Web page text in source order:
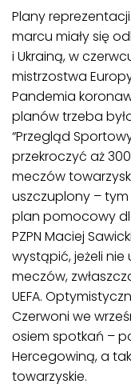
Plany
marcu miały się
i Ukrainą, w
mistrzostwa
Pandemia
planów trzeba
“Przegląd
przekroczyć aż
meczów
uszczuplony –
plan pomocowy
PZPN Maciej
wystąpić, jeżeli
meczów,
UEFA.
Czerwoni we
osiem spotkań –
Hercegowiną, a
towarzyskie.